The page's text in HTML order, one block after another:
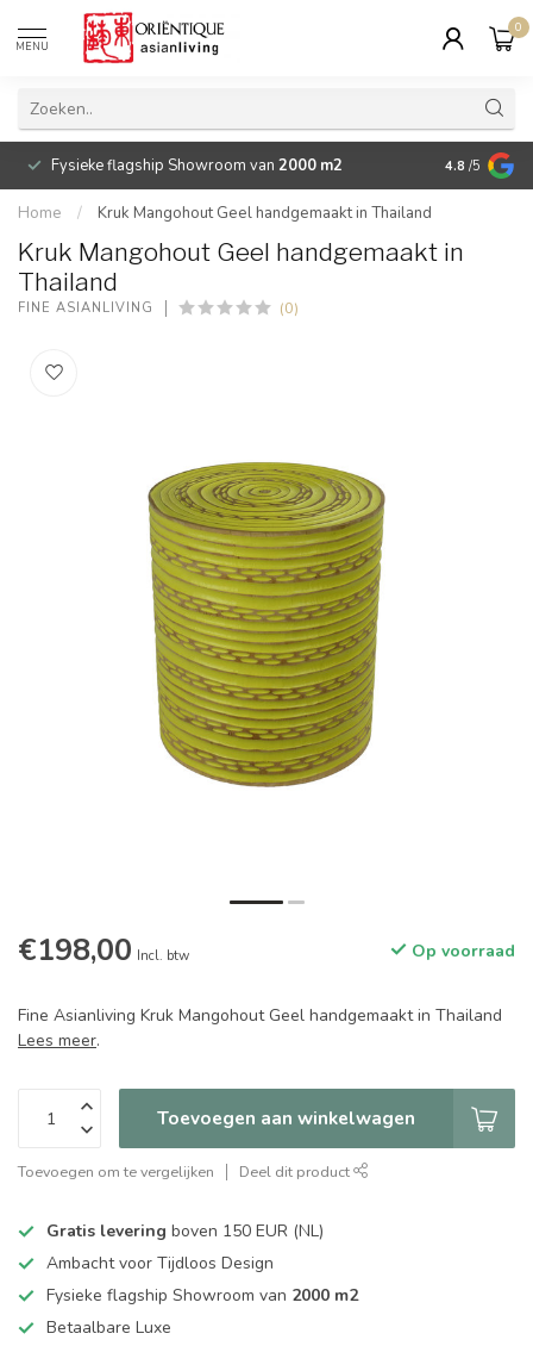
MENU
0
Fysieke flagship Showroom van 2000 m2 Betaalbare
4.8 /5
Home / Kruk Mangohout Geel handgemaakt in Thailand
Kruk Mangohout Geel handgemaakt in
Thailand
FINE ASIANLIVING (0)
€198,00 Incl. btw Op voorraad
Fine Asianliving Kruk Mangohout Geel handgemaakt in Thailand
Lees meer.
Toevoegen aan winkelwagen
Toevoegen om te vergelijken Deel dit product
Gratis levering boven 150 EUR (NL)
Ambacht voor Tijdloos Design
Fysieke flagship Showroom van 2000 m2
Betaalbare Luxe